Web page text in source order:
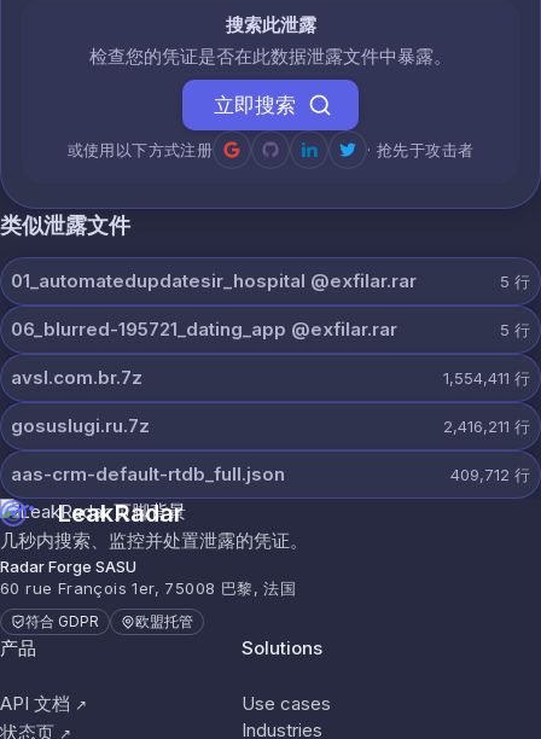
搜索此泄露
检查您的凭证是否在此数据泄露文件中暴露。
立即搜索
或使用以下方式注册 · 抢先于攻击者
类似泄露文件
01_automatedupdatesir_hospital @exfilar.rar 5 行
06_blurred-195721_dating_app @exfilar.rar 5 行
avsl.com.br.7z 1,554,411 行
gosuslugi.ru.7z 2,416,211 行
aas-crm-default-rtdb_full.json 409,712 行
LeakRadar
几秒内搜索、监控并处置泄露的凭证。
Radar Forge SASU
60 rue François 1er, 75008 巴黎, 法国
符合 GDPR 欧盟托管
产品
API 文档 ↗
状态页 ↗
Solutions
Use cases
Industries